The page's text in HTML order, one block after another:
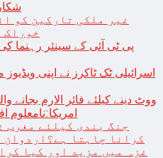
غیر ملکی تارکین کو
خوراک
پی ٹی آئی کے سینئر رہنما
اسرائیلی ٹک ٹاکرز نے اپنی
ووٹ دینے کیلئے فائر الارم بجانے
امریکا:نامعلوم
جنگ بندی کیلئے مغرب
کرانا چاہتا
غزہ میں مزید اور کیا